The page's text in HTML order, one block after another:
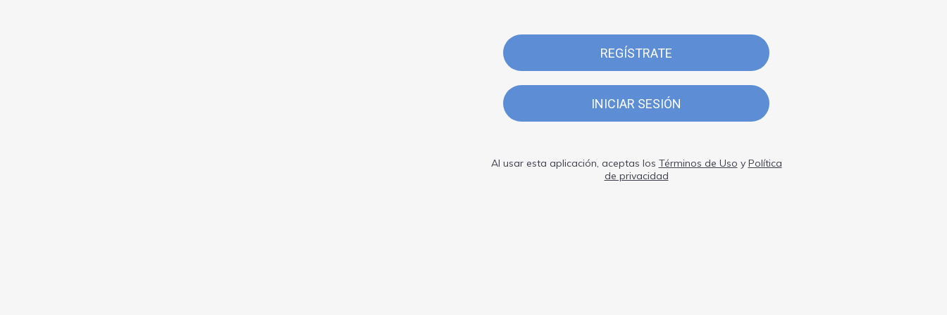
REGÍSTRATE
INICIAR SESIÓN
Al usar esta aplicación, aceptas los Términos de Uso y Política
de privacidad